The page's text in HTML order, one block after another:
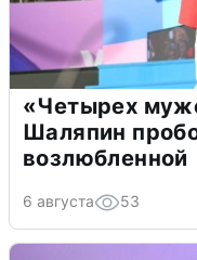
«Четырех
Шаляпин
возлюбленной
6 августа 53